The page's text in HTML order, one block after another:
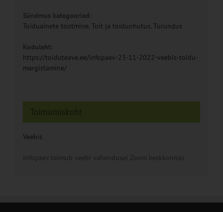
Sündmus kategooriad:
Toiduainete tootmine, Toit ja toiduohutus, Turundus
Koduleht:
https://toiduteave.ee/infopaev-23-11-2022-veebis-toidu-
margistamine/
Toimumiskoht
Veebis
Infopäev toimub veebi vahendusel Zoom keskkonnas